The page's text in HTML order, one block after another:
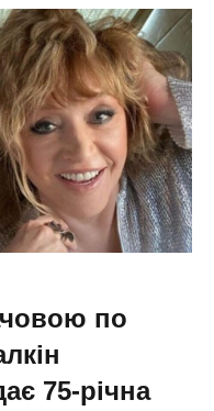
по
75-річна